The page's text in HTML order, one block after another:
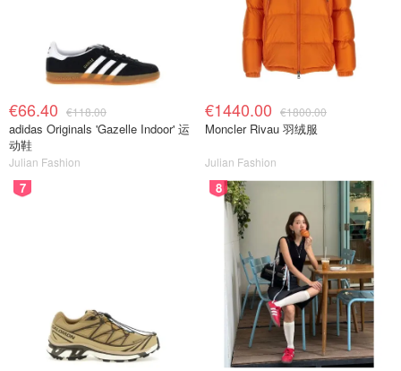
€66.40 €118.00
adidas Originals 'Gazelle Indoor' 运
动鞋
Julian Fashion
€1440.00 €1800.00
Moncler Rivau 羽绒服
Julian Fashion
7 8